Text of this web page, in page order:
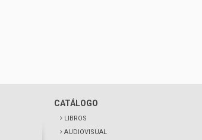
CATÁLOGO
LIBROS
AUDIOVISUAL